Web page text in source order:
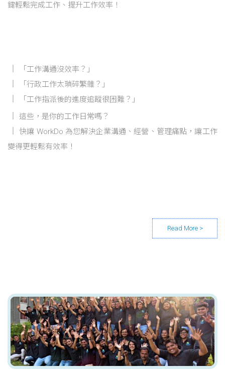
鍵輕鬆完成工作、提升工作效率！
「工作溝通沒效率？」
「行政工作太瑣碎繁雜？」
「工作指派後的進度追蹤很困難？」
這些，是你的工作日常嗎？
快讓 WorkDo 為您解決企業溝通、經營、管理痛點，讓工作
變得更輕鬆有效率！